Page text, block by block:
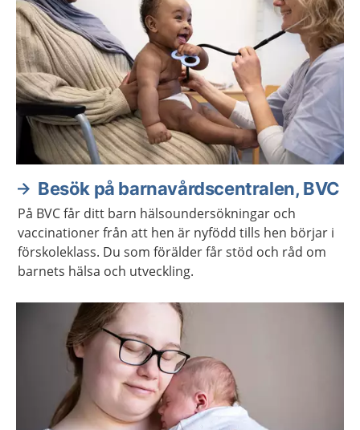
Besök på barnavårdscentralen, BVC
På BVC får ditt barn hälsoundersökningar och
vaccinationer från att hen är nyfödd tills hen börjar i
förskoleklass. Du som förälder får stöd och råd om
barnets hälsa och utveckling.